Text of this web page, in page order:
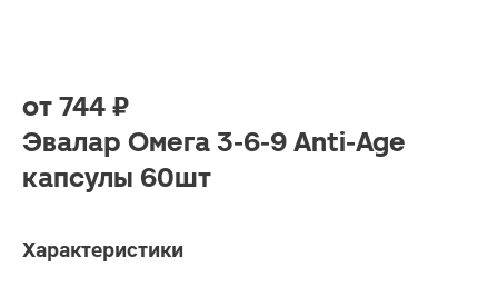
от 744 ₽
Эвалар Омега 3-6-9 Anti-Age
капсулы 60шт
Характеристики